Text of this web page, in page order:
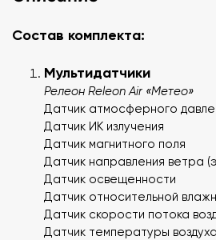
Состав комплекта:
Мультидатчики
Релеон Releon Air «Метео»
Датчик атмосферного
Датчик ИК излучения
Датчик магнитного поля
Датчик направления ветра
Датчик освещенности
Датчик относительной
Датчик скорости потока
Датчик температуры воздуха